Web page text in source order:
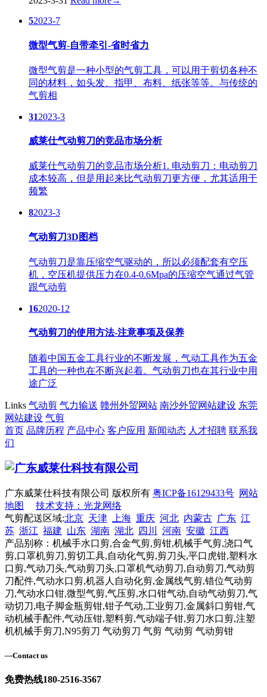
52023-7
微型气剪-自带牵引-省时省力
微型气剪是一种小型的气剪工具，可以用于剪切各种不
同的材料，如头发、指甲、布料、纸张等等。与传统的
气剪相
312023-3
威莱仕气动剪刀的竞品市场分析
威莱仕气动剪刀的竞品市场分析1. 电动剪刀：电动剪刀
成本较高，但是用起来比气动剪刀更方便，尤其适用于
频繁
82023-3
气动剪刀3D图档
气动剪刀是靠压缩空气驱动的，所以必须配套有空压
机，空压机提供压力在0.4-0.6Mpa的压缩空气通过气管
跟气动剪
162020-12
气动剪刀的使用方法-注意事项及保养
随着中国五金工具行业的不断发展，气动工具作为五金
工具的一种也在不断兴起着。气动剪刀也在其行业中用
途广泛
Links 气动剪 气力输送 赣州外贸网站 南沙外贸网站建设 东莞
网站建设 气剪
首页 品牌历程 产品中心 客户应用 新闻动态 人才招聘 联系我
们
广东威莱仕科技有限公司 版权所有 粤ICP备16129433号 网站
地图
技术支持：光龙网络
气剪配送区域:北京 天津 上海 重庆 河北 内蒙古 广东 江
苏 浙江 福建 山东 湖南 湖北 四川 河南 安徽 江西
产品别称：机械手水口剪,合金气剪,剪钳,机械手气剪,浇口气
剪,口罩机剪刀,剪切工具,自动化气剪,剪刀头,平口虎钳,塑料水
口剪,气动刀头,气动剪刀头,口罩机气动剪刀,自动剪刀,气动剪
刀配件,气动水口剪,机器人自动化剪,金属线气剪,错位气动剪
刀,气动水口钳,微型气剪,气压剪,水口钳气动,自动气动剪刀,气
动切刀,电子脚金瓶剪钳,钳子气动,工业剪刀,金属斜口剪钳,气
动机械手配件,气动压钳,塑料剪,气动端子钳,剪刀水口剪,注塑
机机械手剪刀,N95剪刀 气动剪刀 气剪 气动剪 气动剪钳
—Contact us
免费热线180-2516-3567